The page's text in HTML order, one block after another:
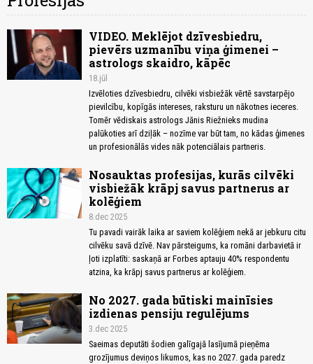
VIDEO. Meklējot dzīvesbiedru,
pievērs uzmanību viņa ģimenei –
astrologs skaidro, kāpēc
18.jūl
Izvēloties dzīvesbiedru, cilvēki visbiežāk vērtē savstarpējo
pievilcību, kopīgās intereses, raksturu un nākotnes ieceres.
Tomēr vēdiskais astrologs Jānis Riežnieks mudina
palūkoties arī dziļāk – nozīme var būt tam, no kādas ģimenes
un profesionālās vides nāk potenciālais partneris.
Nosauktas profesijas, kurās cilvēki
visbiežāk krāpj savus partnerus ar
kolēģiem
8.dec 2025
Tu pavadi vairāk laika ar saviem kolēģiem nekā ar jebkuru citu
cilvēku savā dzīvē. Nav pārsteigums, ka romāni darbavietā ir
ļoti izplatīti: saskaņā ar Forbes aptauju 40% respondentu
atzina, ka krāpj savus partnerus ar kolēģiem.
No 2027. gada būtiski mainīsies
izdienas pensiju regulējums
3.dec 2025
Saeimas deputāti šodien galīgajā lasījumā pieņēma
grozījumus deviņos likumos, kas no 2027. gada paredz